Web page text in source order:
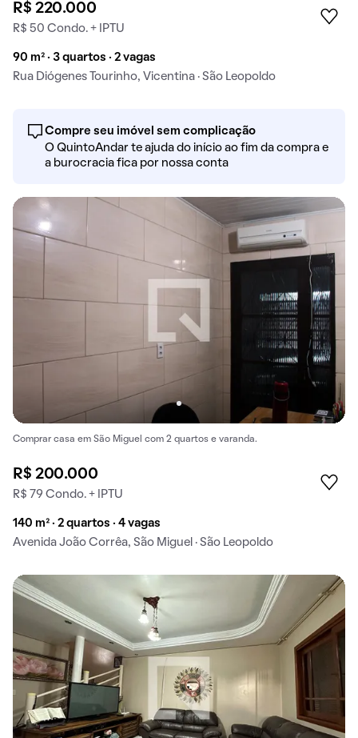
R$ 220.000
R$ 50 Condo. + IPTU
90 m² · 3 quartos · 2 vagas
Rua Diógenes Tourinho, Vicentina · São Leopoldo
Compre seu imóvel sem complicação
O QuintoAndar te ajuda do início ao fim da compra e
a burocracia fica por nossa conta
Comprar casa em São Miguel com 2 quartos e varanda.
R$ 200.000
R$ 79 Condo. + IPTU
140 m² · 2 quartos · 4 vagas
Avenida João Corrêa, São Miguel · São Leopoldo